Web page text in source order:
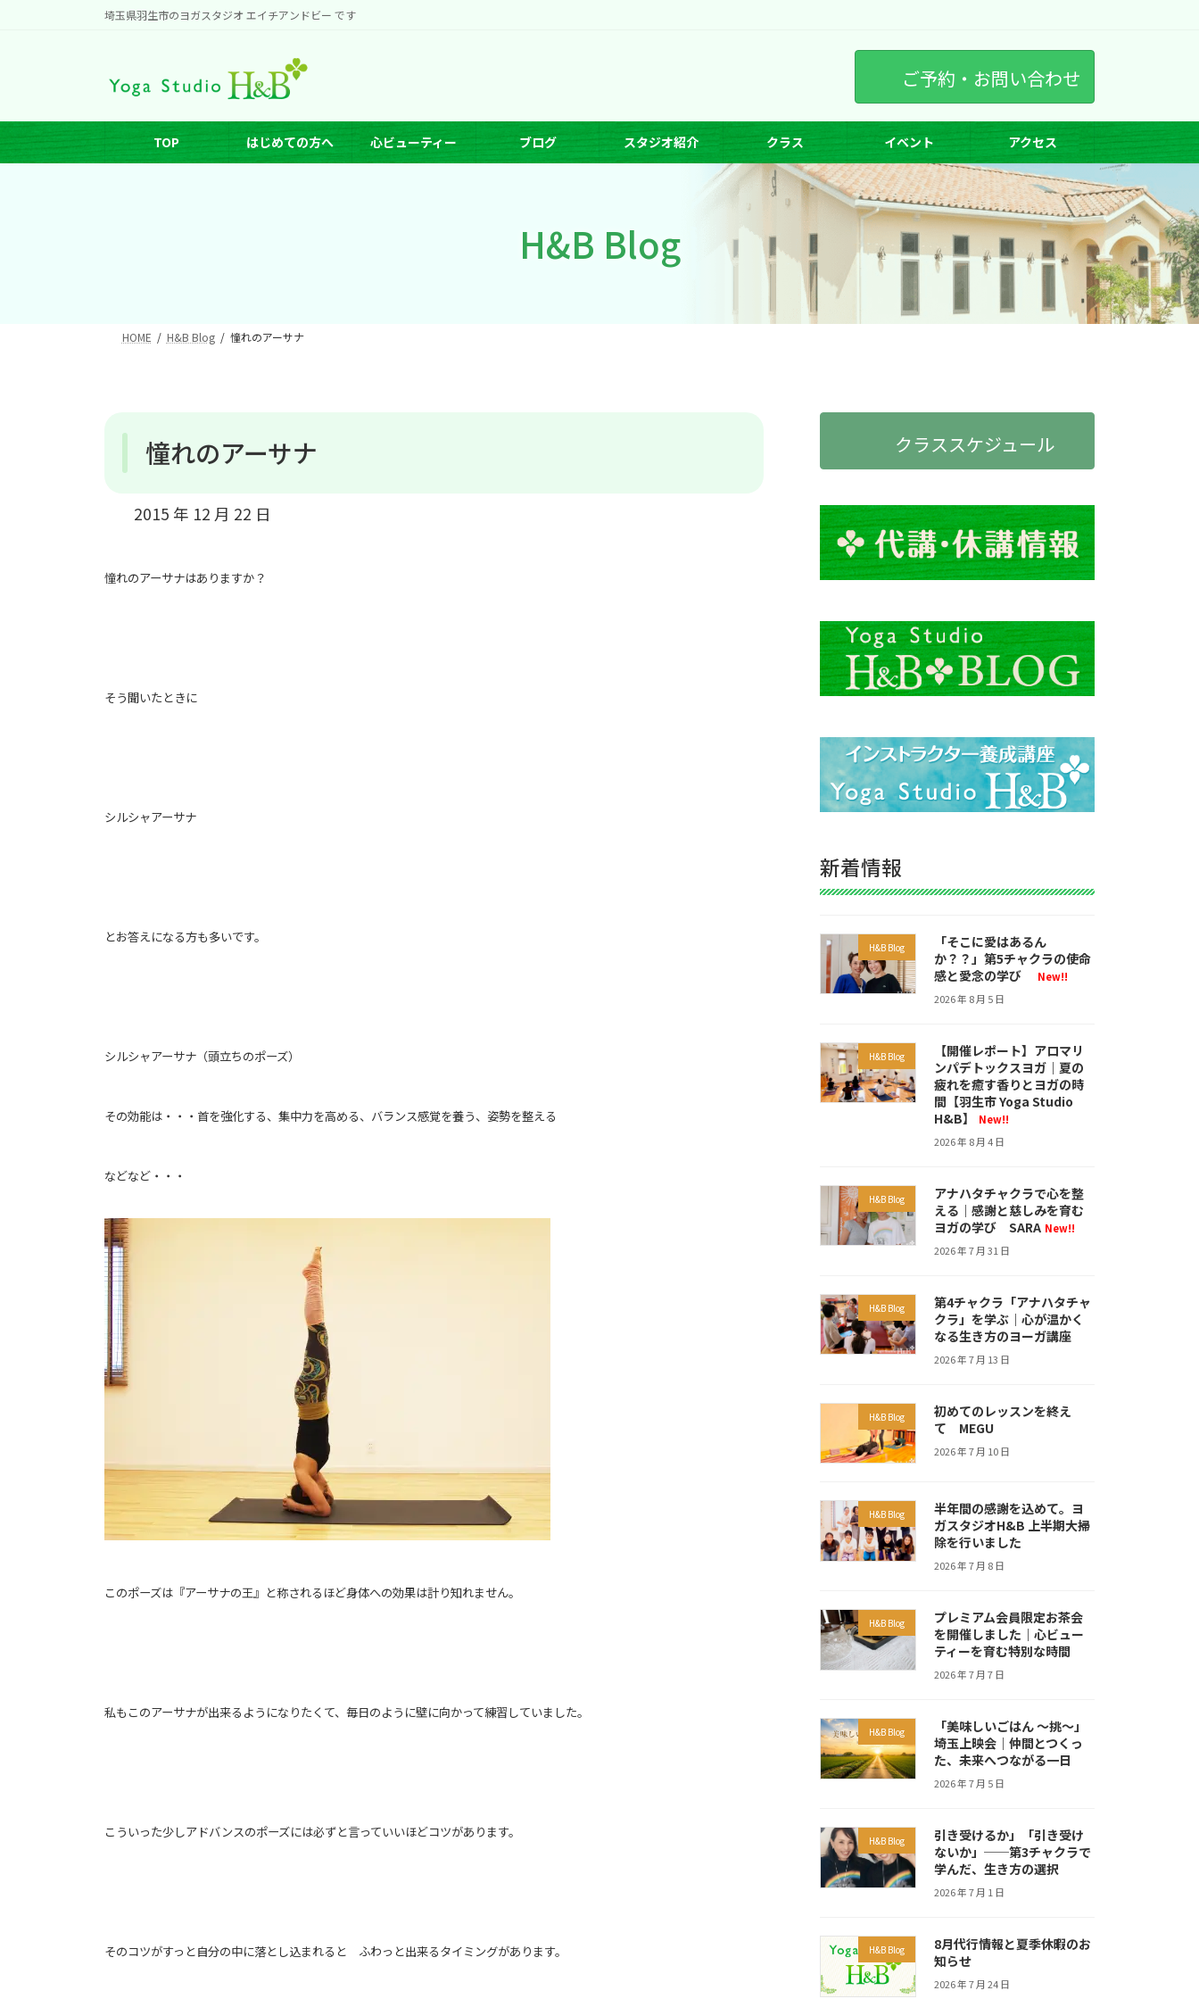
ツ
へ
ス
シ
ョ
ン
埼玉県羽生市のヨガスタジオ エイチアンドビー です
ご予約・お問い合わせ
TOP はじめての方へ 心ビューティー ブログ スタジオ紹介 クラス イベント アクセス
H&B Blog
HOME H&B Blog 憧れのアーサナ
憧れのアーサナ
2015 年 12 月 22 日
憧れのアーサナはありますか？
そう聞いたときに
シルシャアーサナ
とお答えになる方も多いです。
シルシャアーサナ（頭立ちのポーズ）
その効能は・・・首を強化する、集中力を高める、バランス感覚を養う、姿勢を整える
などなど・・・
このポーズは『アーサナの王』と称されるほど身体への効果は計り知れません。
私もこのアーサナが出来るようになりたくて、毎日のように壁に向かって練習していました。
こういった少しアドバンスのポーズには必ずと言っていいほどコツがあります。
そのコツがすっと自分の中に落とし込まれると ふわっと出来るタイミングがあります。
クラススケジュール
新着情報
H&B Blog
「そこに愛はあるん
か？？」第5チャクラの使命
感と愛念の学び
New!!
2026 年 8 月 5 日
H&B Blog
【開催レポート】アロマリ
ンパデトックスヨガ｜夏の
疲れを癒す香りとヨガの時
間【羽生市 Yoga Studio
H&B】
New!!
2026 年 8 月 4 日
H&B Blog
アナハタチャクラで心を整
える｜感謝と慈しみを育む
ヨガの学び SARA New!!
2026 年 7 月 31 日
H&B Blog
第4チャクラ「アナハタチャ
クラ」を学ぶ｜心が温かく
なる生き方のヨーガ講座
2026 年 7 月 13 日
H&B Blog
初めてのレッスンを終え
て MEGU
2026 年 7 月 10 日
H&B Blog
半年間の感謝を込めて。ヨ
ガスタジオH&B 上半期大掃
除を行いました
2026 年 7 月 8 日
H&B Blog
プレミアム会員限定お茶会
を開催しました｜心ビュー
ティーを育む特別な時間
2026 年 7 月 7 日
H&B Blog
「美味しいごはん ～挑～」
埼玉上映会｜仲間とつくっ
た、未来へつながる一日
2026 年 7 月 5 日
H&B Blog
引き受けるか」「引き受け
ないか」──第3チャクラで
学んだ、生き方の選択
2026 年 7 月 1 日
H&B Blog
8月代行情報と夏季休暇のお
知らせ
2026 年 7 月 24 日